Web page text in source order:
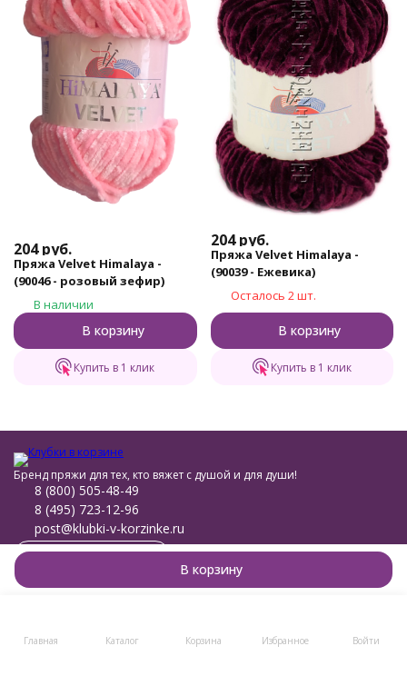
В корзину
204 руб.
Пряжа Velvet Himalaya -
(90046 - розовый зефир)
В наличии
В корзину
Купить в 1 клик
204 руб.
Пряжа Velvet Himalaya -
(90039 - Ежевика)
Осталось 2 шт.
В корзину
Купить в 1 клик
Главная Каталог Корзина Избранное Войти
Бренд пряжи для тех, кто вяжет с душой и для души!
8 (800) 505-48-49
8 (495) 723-12-96
post@klubki-v-korzinke.ru
Telegram
Мы в соцсетях